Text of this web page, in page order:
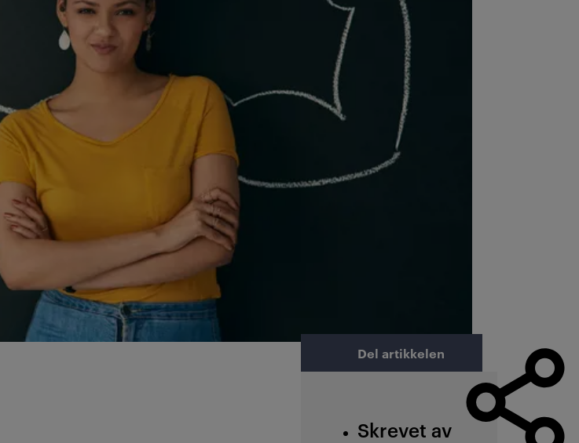
Del artikkelen
Skrevet av